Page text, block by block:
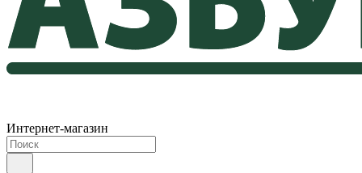
Интернет-магазин